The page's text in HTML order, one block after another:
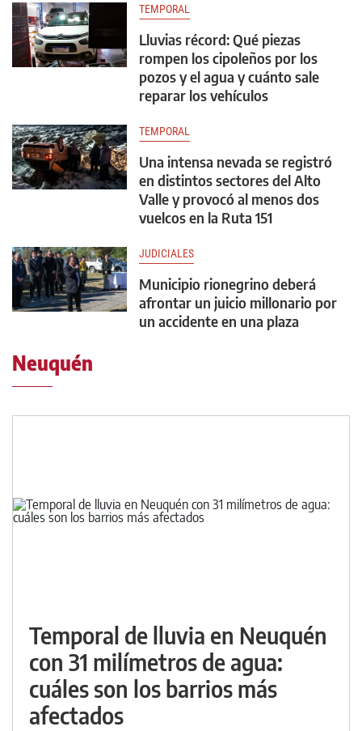
TEMPORAL
Lluvias récord: Qué piezas
rompen los cipoleños por los
pozos y el agua y cuánto sale
reparar los vehículos
TEMPORAL
Una intensa nevada se registró
en distintos sectores del Alto
Valle y provocó al menos dos
vuelcos en la Ruta 151
JUDICIALES
Municipio rionegrino deberá
afrontar un juicio millonario por
un accidente en una plaza
Neuquén
Temporal de lluvia en Neuquén
con 31 milímetros de agua:
cuáles son los barrios más
afectados